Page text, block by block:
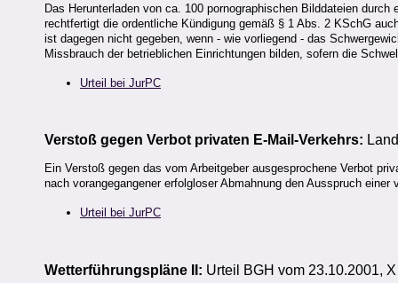
Das Herunterladen von ca. 100 pornographischen Bilddateien
rechtfertigt die ordentliche Kündigung gemäß § 1 Abs. 2 KSchG
ist dagegen nicht gegeben, wenn - wie vorliegend - das
Missbrauch der betrieblichen Einrichtungen bilden, sofern die
Urteil bei JurPC
Verstoß gegen Verbot privaten E-Mail-Verkehrs:
Ein Verstoß gegen das vom Arbeitgeber ausgesprochene Verbot
nach vorangegangener erfolgloser Abmahnung den Ausspruch
Urteil bei JurPC
Wetterführungspläne II: Urteil BGH vom 23.10.2001,